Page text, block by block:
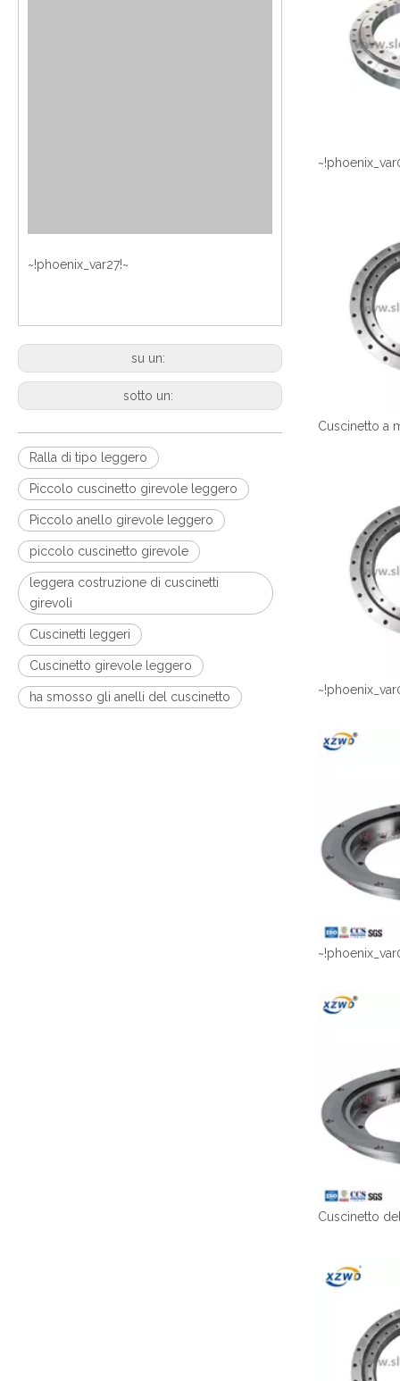
~!phoenix_var27!~
su un:
sotto un:
Ralla di tipo leggero
Piccolo cuscinetto girevole leggero
Piccolo anello girevole leggero
piccolo cuscinetto girevole
leggera costruzione di cuscinetti
girevoli
Cuscinetti leggeri
Cuscinetto girevole leggero
ha smosso gli anelli del cuscinetto